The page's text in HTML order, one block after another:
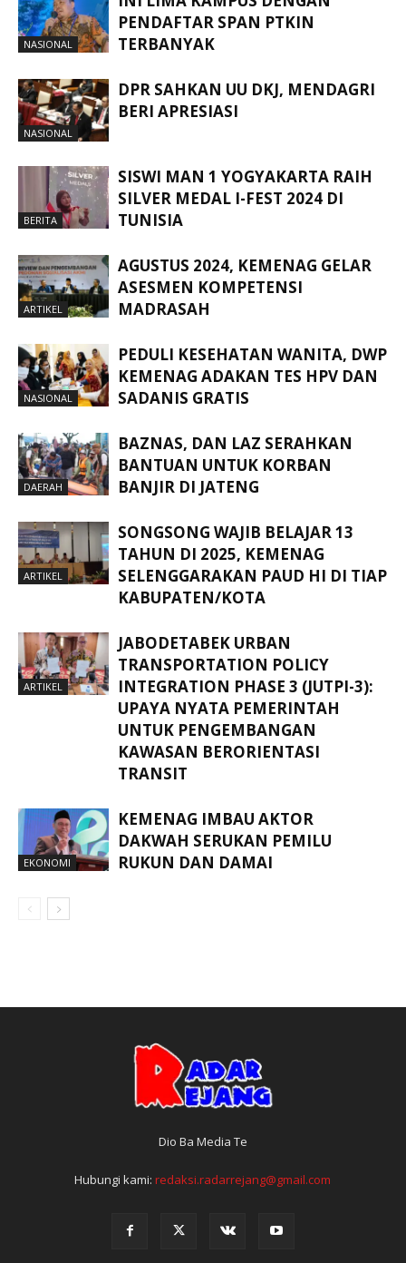
NASIONAL
PENDAFTAR SPAN PTKIN
TERBANYAK
NASIONAL
DPR SAHKAN UU DKJ, MENDAGRI
BERI APRESIASI
BERITA
SISWI MAN 1 YOGYAKARTA RAIH
SILVER MEDAL I-FEST 2024 DI
TUNISIA
ARTIKEL
AGUSTUS 2024, KEMENAG GELAR
ASESMEN KOMPETENSI
MADRASAH
NASIONAL
PEDULI KESEHATAN WANITA, DWP
KEMENAG ADAKAN TES HPV DAN
SADANIS GRATIS
DAERAH
BAZNAS, DAN LAZ SERAHKAN
BANTUAN UNTUK KORBAN
BANJIR DI JATENG
ARTIKEL
SONGSONG WAJIB BELAJAR 13
TAHUN DI 2025, KEMENAG
SELENGGARAKAN PAUD HI DI TIAP
KABUPATEN/KOTA
ARTIKEL
JABODETABEK URBAN
TRANSPORTATION POLICY
INTEGRATION PHASE 3 (JUTPI-3):
UPAYA NYATA PEMERINTAH
UNTUK PENGEMBANGAN
KAWASAN BERORIENTASI
TRANSIT
EKONOMI
KEMENAG IMBAU AKTOR
DAKWAH SERUKAN PEMILU
RUKUN DAN DAMAI
Dio Ba Media Te
Hubungi kami:redaksi.radarrejang@gmail.com